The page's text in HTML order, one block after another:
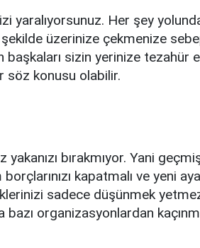
yaralıyorsunuz. Her şey
üzerinize çekmenize
başkaları sizin yerinize
söz konusu olabilir.
bırakmıyor. Yani
kapatmalı ve yeni
sadece düşünmek
organizasyonlardan